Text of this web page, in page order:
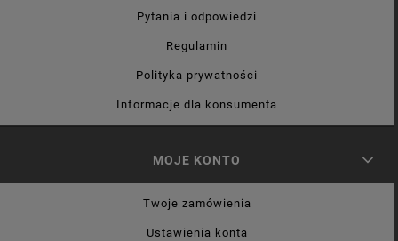
Pytania i odpowiedzi
Regulamin
Polityka prywatności
Informacje dla konsumenta
MOJE KONTO
Twoje zamówienia
Ustawienia konta